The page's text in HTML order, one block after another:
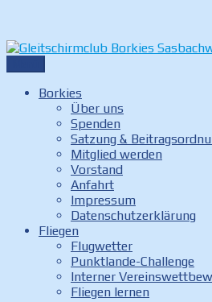
Zum
springen
Gleitschirmclub
Sasbachwalden
Internetauftritt des Gleitschirmclubs
Sasbachwalden
Borkies
Über uns
Spenden
Satzung &
Mitglied werden
Vorstand
Anfahrt
Impressum
Datenschutzerklärung
Fliegen
Flugwetter
Punktlande-Challenge
Interner
Fliegen lernen